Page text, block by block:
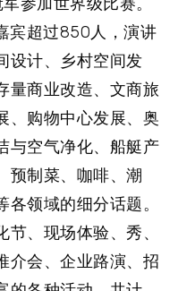
宾超过850人，演讲
设计、乡村空间发
量商业改造、文商旅
、购物中心发展、奥
与空气净化、船艇产
预制菜、咖啡、潮
领域的细分话题。
、现场体验、秀、
介会、企业路演、招